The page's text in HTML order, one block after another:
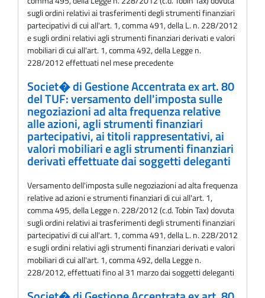
sugli ordini relativi ai trasferimenti degli strumenti finanziari
partecipativi di cui all'art. 1, comma 491, della L. n. 228/2012
e sugli ordini relativi agli strumenti finanziari derivati e valori
mobiliari di cui all'art. 1, comma 492, della Legge n.
228/2012 effettuati nel mese precedente
Societ� di Gestione Accentrata ex art. 80
del TUF: versamento dell'imposta sulle
negoziazioni ad alta frequenza relative
alle azioni, agli strumenti finanziari
partecipativi, ai titoli rappresentativi, ai
valori mobiliari e agli strumenti finanziari
derivati effettuate dai soggetti deleganti
Versamento dell'imposta sulle negoziazioni ad alta frequenza
relative ad azioni e strumenti finanziari di cui all'art. 1,
comma 495, della Legge n. 228/2012 (c.d. Tobin Tax) dovuta
sugli ordini relativi ai trasferimenti degli strumenti finanziari
partecipativi di cui all'art. 1, comma 491, della L. n. 228/2012
e sugli ordini relativi agli strumenti finanziari derivati e valori
mobiliari di cui all'art. 1, comma 492, della Legge n.
228/2012, effettuati fino al 31 marzo dai soggetti deleganti